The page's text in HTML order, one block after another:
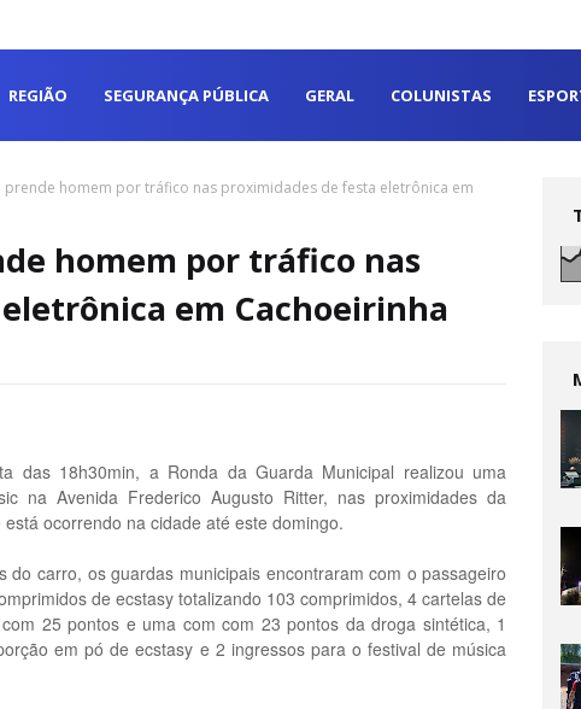
REGIÃO SEGURANÇA PÚBLICA GERAL COLUNISTAS
prende homem por tráfico nas proximidades de festa eletrônica em
homem por tráfico nas
em Cachoeirinha
das 18h30min, a Ronda da Guarda Municipal realizou uma
na Avenida Frederico Augusto Ritter, nas proximidades da
ocorrendo na cidade até este domingo.
carro, os guardas municipais encontraram com o passageiro
de ecstasy totalizando 103 comprimidos, 4 cartelas de
25 pontos e uma com com 23 pontos da droga sintética, 1
em pó de ecstasy e 2 ingressos para o festival de música